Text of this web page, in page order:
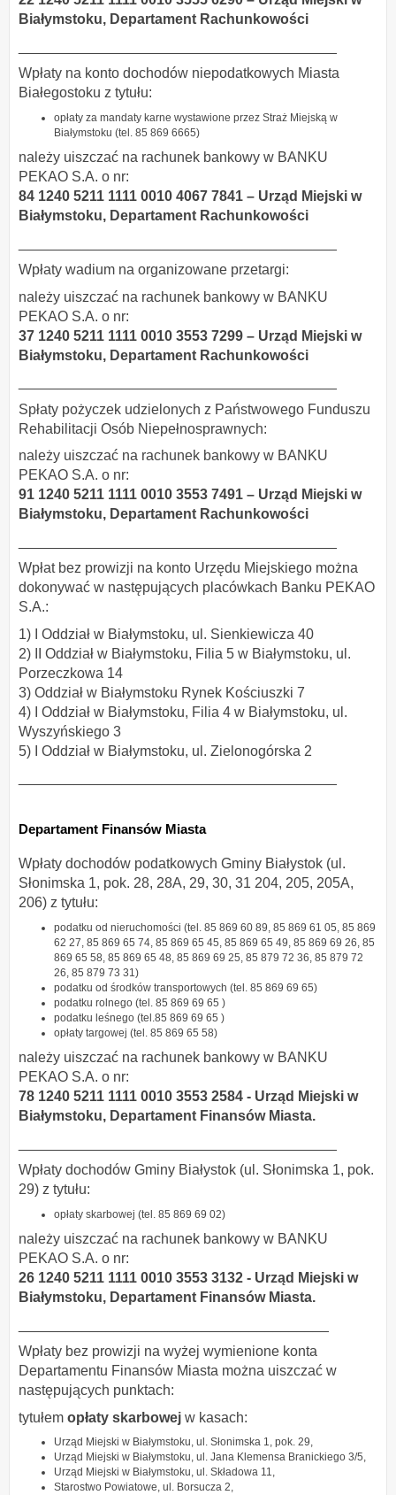
Białymstoku, Departament Rachunkowości
Wpłaty na konto dochodów niepodatkowych Miasta
Białegostoku z tytułu:
opłaty za mandaty karne wystawione przez Straż Miejską w
Białymstoku (tel. 85 869 6665)
należy uiszczać na rachunek bankowy w BANKU
PEKAO S.A. o nr:
84 1240 5211 1111 0010 4067 7841 – Urząd Miejski w
Białymstoku, Departament Rachunkowości
Wpłaty wadium na organizowane przetargi:
należy uiszczać na rachunek bankowy w BANKU
PEKAO S.A. o nr:
37 1240 5211 1111 0010 3553 7299 – Urząd Miejski w
Białymstoku, Departament Rachunkowości
Spłaty pożyczek udzielonych z Państwowego Funduszu
Rehabilitacji Osób Niepełnosprawnych:
należy uiszczać na rachunek bankowy w BANKU
PEKAO S.A. o nr:
91 1240 5211 1111 0010 3553 7491 – Urząd Miejski w
Białymstoku, Departament Rachunkowości
Wpłat bez prowizji na konto Urzędu Miejskiego można
dokonywać w następujących placówkach Banku PEKAO
S.A.:
1) I Oddział w Białymstoku, ul. Sienkiewicza 40
2) II Oddział w Białymstoku, Filia 5 w Białymstoku, ul.
Porzeczkowa 14
3) Oddział w Białymstoku Rynek Kościuszki 7
4) I Oddział w Białymstoku, Filia 4 w Białymstoku, ul.
Wyszyńskiego 3
5) I Oddział w Białymstoku, ul. Zielonogórska 2
Departament Finansów Miasta
Wpłaty dochodów podatkowych Gminy Białystok (ul.
Słonimska 1, pok. 28, 28A, 29, 30, 31 204, 205, 205A,
206) z tytułu:
podatku od nieruchomości (tel. 85 869 60 89, 85 869 61 05, 85 869
62 27, 85 869 65 74, 85 869 65 45, 85 869 65 49, 85 869 69 26, 85
869 65 58, 85 869 65 48, 85 869 69 25, 85 879 72 36, 85 879 72
26, 85 879 73 31)
podatku od środków transportowych (tel. 85 869 69 65)
podatku rolnego (tel. 85 869 69 65 )
podatku leśnego (tel.85 869 69 65 )
opłaty targowej (tel. 85 869 65 58)
należy uiszczać na rachunek bankowy w BANKU
PEKAO S.A. o nr:
78 1240 5211 1111 0010 3553 2584 - Urząd Miejski w
Białymstoku, Departament Finansów Miasta.
Wpłaty dochodów Gminy Białystok (ul. Słonimska 1, pok.
29) z tytułu:
opłaty skarbowej (tel. 85 869 69 02)
należy uiszczać na rachunek bankowy w BANKU
PEKAO S.A. o nr:
26 1240 5211 1111 0010 3553 3132 - Urząd Miejski w
Białymstoku, Departament Finansów Miasta.
Wpłaty bez prowizji na wyżej wymienione konta
Departamentu Finansów Miasta można uiszczać w
następujących punktach:
tytułem opłaty skarbowej w kasach:
Urząd Miejski w Białymstoku, ul. Słonimska 1, pok. 29,
Urząd Miejski w Białymstoku, ul. Jana Klemensa Branickiego 3/5,
Urząd Miejski w Białymstoku, ul. Składowa 11,
Starostwo Powiatowe, ul. Borsucza 2,